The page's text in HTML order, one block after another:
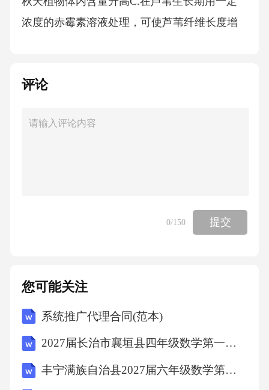
评论
0/150 提交
您可能关注
系统推广代理合同(范本)
2027届长治市襄垣县四年级数学第一学期期末质量跟踪监视模拟试题含解析
丰宁满族自治县2027届六年级数学第一学期期末考试模拟试题含解析